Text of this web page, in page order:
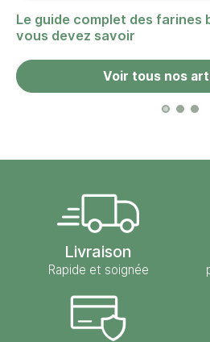
Le guide complet des farines
vous devez savoir
Voir tous nos
Livraison
Rapide et soignée